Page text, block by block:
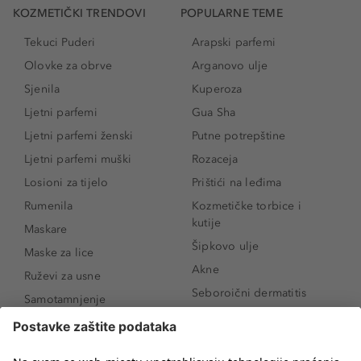
KOZMETIČKI TRENDOVI
Tekuci Puderi
Olovke za obrve
Sjenila
Ljetni parfemi
Ljetni parfemi ženski
Ljetni parfemi muški
Losioni za tijelo
Rumenila
Maskare
Maske za lice
Ruževi za usne
Samotamnjenje
Puderi
POPULARNE TEME
Arapski parfemi
Arganovo ulje
Kuperoza
Gua Sha
Putne potrepštine
Rozaceja
Prištići na leđima
Kozmetičke torbice i
kutije
Šipkovo ulje
Akne
Seboroični dermatitis